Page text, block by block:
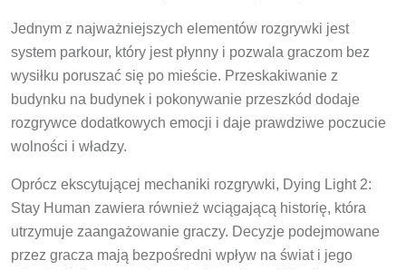
Jednym z najważniejszych elementów rozgrywki jest
system parkour, który jest płynny i pozwala graczom bez
wysiłku poruszać się po mieście. Przeskakiwanie z
budynku na budynek i pokonywanie przeszkód dodaje
rozgrywce dodatkowych emocji i daje prawdziwe poczucie
wolności i władzy.
Oprócz ekscytującej mechaniki rozgrywki, Dying Light 2:
Stay Human zawiera również wciągającą historię, która
utrzymuje zaangażowanie graczy. Decyzje podejmowane
przez gracza mają bezpośredni wpływ na świat i jego